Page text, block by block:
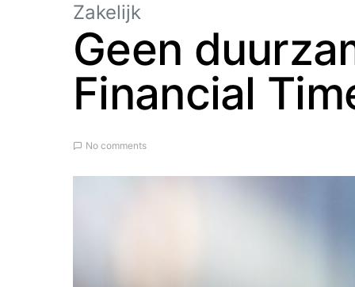
Zakelijk
Geen
Financial
No comments